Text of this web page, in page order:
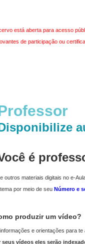
está aberta para acesso
de participação ou
é
outros materiais digitais no e-
por meio de seu Número e
produzir um vídeo?
e orientações para
vídeos eles serão